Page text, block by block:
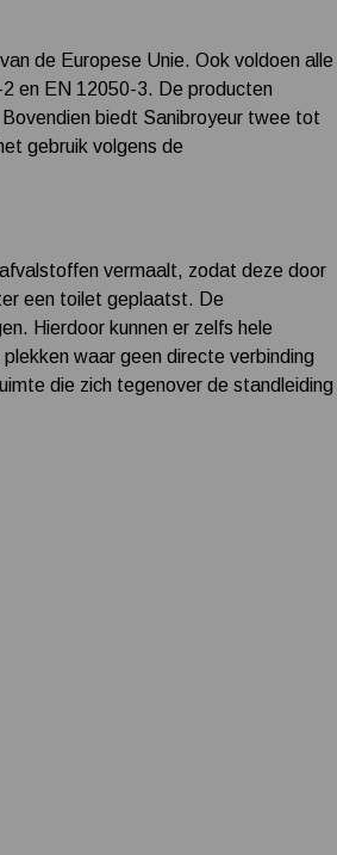
de Europese Unie. Ook voldoen alle
en EN 12050-3. De producten
biedt Sanibroyeur twee tot
gebruik volgens de
vermaalt, zodat deze door
een toilet geplaatst. De
Hierdoor kunnen er zelfs hele
waar geen directe verbinding
die zich tegenover de standleiding